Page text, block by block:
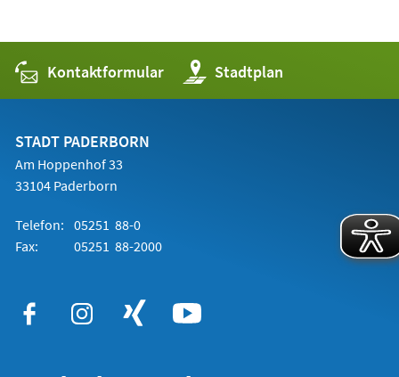
Kontaktformular Stadtplan
(Öffnet
in
einem
STADT PADERBORN
Am Hoppenhof 33
33104 Paderborn
Telefon: 05251 88-0
Fax:
05251 88-2000